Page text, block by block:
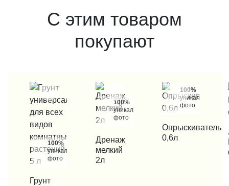
С этим товаром
покупают
100%
уникальные
фото
КУПИТЬ В 1 КЛИК
Грунт
100%
уникальные
фото
КУПИТЬ В 1 КЛИК
Дренаж
мелкий
2л
100%
уникальные
фото
КУПИТЬ В 1 КЛИК
Опрыскиватель
0,6л